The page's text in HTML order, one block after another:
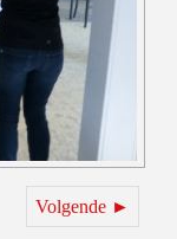
Volgende ►